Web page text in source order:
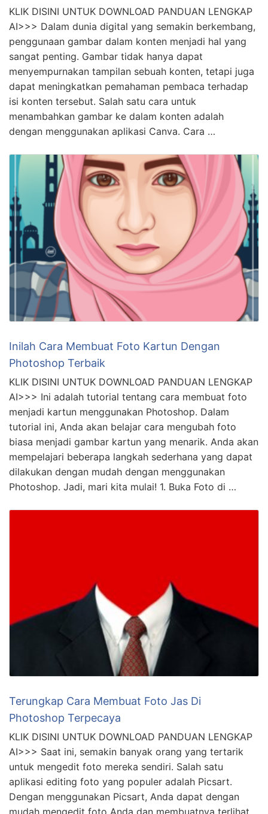
KLIK DISINI UNTUK DOWNLOAD PANDUAN LENGKAP
AI>>> Dalam dunia digital yang semakin berkembang,
penggunaan gambar dalam konten menjadi hal yang
sangat penting. Gambar tidak hanya dapat
menyempurnakan tampilan sebuah konten, tetapi juga
dapat meningkatkan pemahaman pembaca terhadap
isi konten tersebut. Salah satu cara untuk
menambahkan gambar ke dalam konten adalah
dengan menggunakan aplikasi Canva. Cara …
Inilah Cara Membuat Foto Kartun Dengan
Photoshop Terbaik
KLIK DISINI UNTUK DOWNLOAD PANDUAN LENGKAP
AI>>> Ini adalah tutorial tentang cara membuat foto
menjadi kartun menggunakan Photoshop. Dalam
tutorial ini, Anda akan belajar cara mengubah foto
biasa menjadi gambar kartun yang menarik. Anda akan
mempelajari beberapa langkah sederhana yang dapat
dilakukan dengan mudah dengan menggunakan
Photoshop. Jadi, mari kita mulai! 1. Buka Foto di …
Terungkap Cara Membuat Foto Jas Di
Photoshop Terpecaya
KLIK DISINI UNTUK DOWNLOAD PANDUAN LENGKAP
AI>>> Saat ini, semakin banyak orang yang tertarik
untuk mengedit foto mereka sendiri. Salah satu
aplikasi editing foto yang populer adalah Picsart.
Dengan menggunakan Picsart, Anda dapat dengan